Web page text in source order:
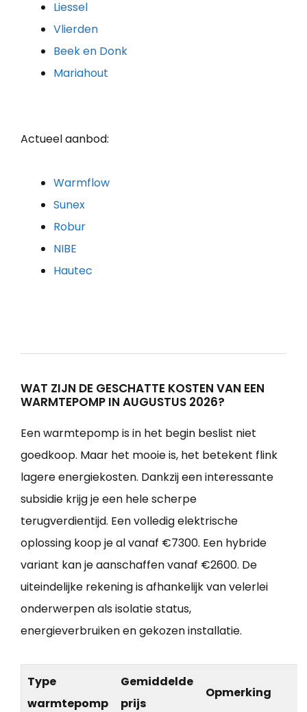
Liessel
Vlierden
Beek en Donk
Mariahout
Actueel aanbod:
Warmflow
Sunex
Robur
NIBE
Hautec
WAT ZIJN DE GESCHATTE KOSTEN VAN EEN
WARMTEPOMP IN AUGUSTUS 2026?
Een warmtepomp is in het begin beslist niet
goedkoop. Maar het mooie is, het betekent flink
lagere energiekosten. Dankzij een interessante
subsidie krijg je een hele scherpe
terugverdientijd. Een volledig elektrische
oplossing koop je al vanaf €7300. Een hybride
variant kan je aanschaffen vanaf €2600. De
uiteindelijke rekening is afhankelijk van velerlei
onderwerpen als isolatie status,
energieverbruiken en gekozen installatie.
Type
warmtepomp
Gemiddelde
prijs
Opmerking